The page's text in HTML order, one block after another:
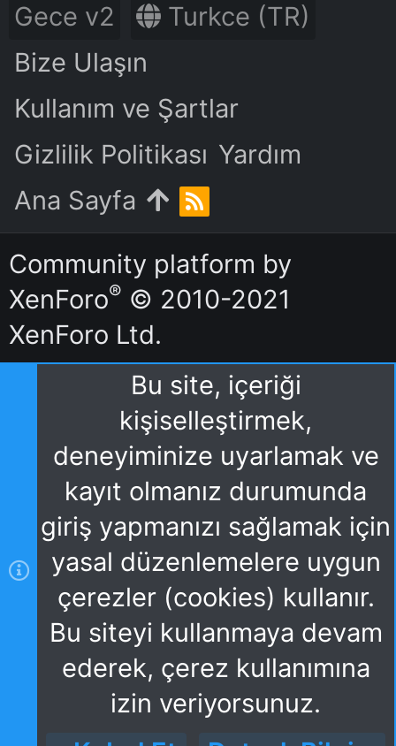
Gece v2
Turkce (TR)
Bize Ulaşın
Kullanım ve Şartlar
Gizlilik Politikası Yardım
Ana Sayfa
R
S
S
Community platform by
XenForo® © 2010-2021
XenForo Ltd.
Bu site, içeriği
kişiselleştirmek,
deneyiminize uyarlamak ve
kayıt olmanız durumunda
giriş yapmanızı sağlamak için
yasal düzenlemelere uygun
çerezler (cookies) kullanır.
Bu siteyi kullanmaya devam
ederek, çerez kullanımına
izin veriyorsunuz.